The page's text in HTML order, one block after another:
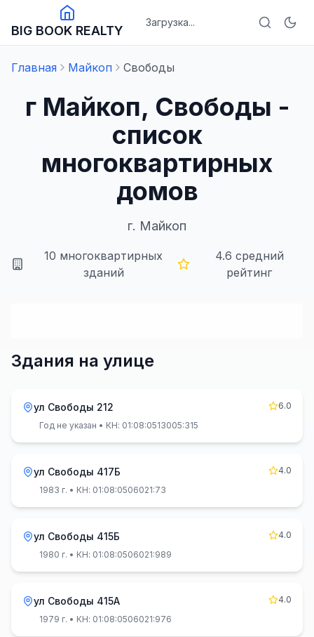
BIG BOOK REALTY
Загрузка...
Главная Майкоп Свободы
г Майкоп, Свободы -
список
многоквартирных
домов
г. Майкоп
10 многоквартирных
зданий
4.6 средний
рейтинг
Здания на улице
ул Свободы 212
6.0
Год не указан • КН: 01:08:0513005:315
ул Свободы 417Б
4.0
1983 г. • КН: 01:08:0506021:73
ул Свободы 415Б
4.0
1980 г. • КН: 01:08:0506021:989
ул Свободы 415А
4.0
1979 г. • КН: 01:08:0506021:976